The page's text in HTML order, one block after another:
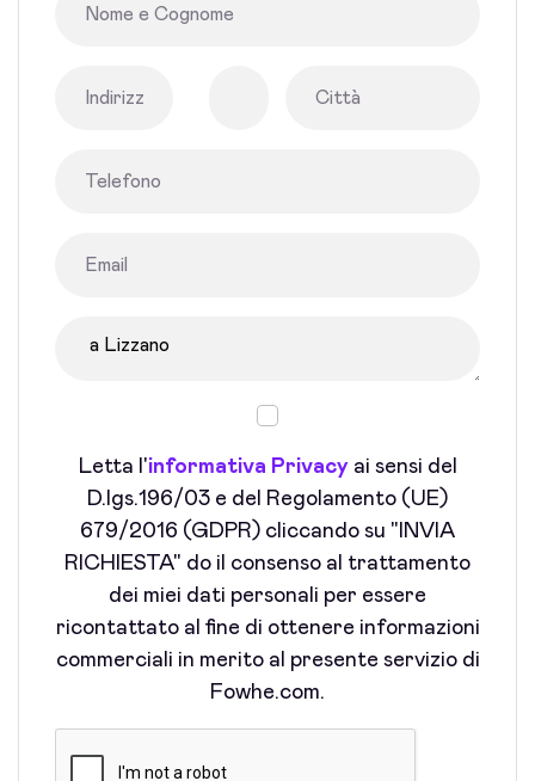
Letta l'informativa Privacyai sensi del
D.lgs.196/03 e del Regolamento (UE)
679/2016 (GDPR) cliccando su "INVIA
RICHIESTA" do il consenso al trattamento
dei miei dati personali per essere
ricontattato al fine di ottenere informazioni
commerciali in merito al presente servizio di
Fowhe.com.